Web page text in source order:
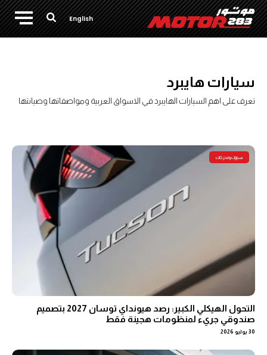
English
سيارات هايبرد
تعرف على اهم السيارات الهايبرد في الاسواق العربية ومواصفاتها وصيانتها
سيارات ومحركات
التحول الهيكلي الكبير: رصد هيونداي توسان 2027 بتصميم
صندوقي جريء لمنظومات هجينة فقط
30 يوليو 2026